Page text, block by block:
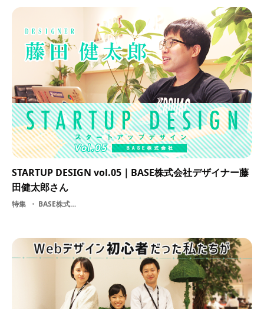
STARTUP DESIGN vol.05｜BASE株式会社デザイナー藤
田健太郎さん
特集 BASE株式会社・ デザイン・ ショップ・ ECサービス・ IT・ アプリケーション・ グラフィックデザイン